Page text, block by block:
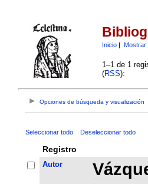
Inicio| Mostrar
1–1 de 1
(RSS):
Opciones de búsqueda y visualización
Seleccionar todo Deseleccionar todo
Registro
Autor